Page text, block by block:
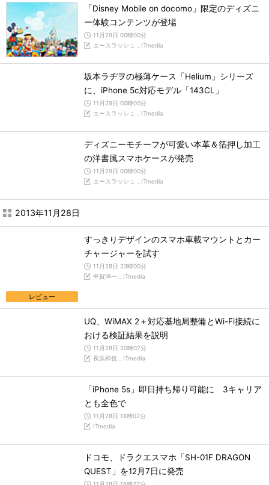
「Disney Mobile on docomo」限定のディズニ
ー体験コンテンツが登場
11月29日 00時00分
エースラッシュ，ITmedia
坂本ラヂヲの極薄ケース「Helium」シリーズ
に、iPhone 5c対応モデル「143CL」
11月29日 00時00分
エースラッシュ，ITmedia
ディズニーモチーフが可愛い本革＆箔押し加工
の洋書風スマホケースが発売
11月29日 00時00分
エースラッシュ，ITmedia
2013年11月28日
レビュー
すっきりデザインのスマホ車載マウントとカー
チャージャーを試す
11月28日 23時00分
平賀洋一，ITmedia
UQ、WiMAX 2＋対応基地局整備とWi-Fi接続に
おける検証結果を説明
11月28日 20時07分
長浜和也，ITmedia
「iPhone 5s」即日持ち帰り可能に 3キャリア
とも全色で
11月28日 18時02分
ITmedia
ドコモ、ドラクエスマホ「SH-01F DRAGON
QUEST」を12月7日に発売